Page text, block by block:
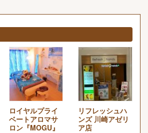
ロイヤルプライ
ベートアロマサ
ロン『MOGU』
リフレッシュハ
ンズ 川崎アゼリ
ア店